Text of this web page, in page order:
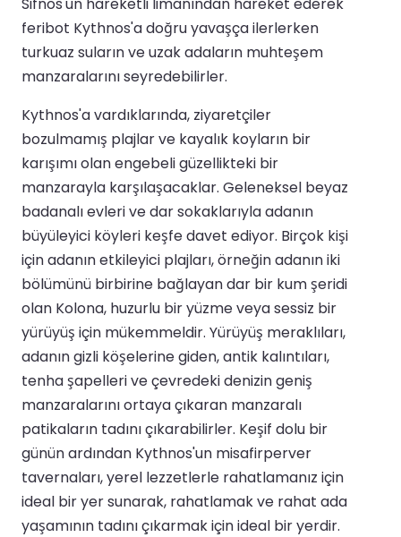
feribot Kythnos'a doğru yavaşça ilerlerken
turkuaz suların ve uzak adaların muhteşem
manzaralarını seyredebilirler.
Kythnos'a vardıklarında, ziyaretçiler
bozulmamış plajlar ve kayalık koyların bir
karışımı olan engebeli güzellikteki bir
manzarayla karşılaşacaklar. Geleneksel beyaz
badanalı evleri ve dar sokaklarıyla adanın
büyüleyici köyleri keşfe davet ediyor. Birçok kişi
için adanın etkileyici plajları, örneğin adanın iki
bölümünü birbirine bağlayan dar bir kum şeridi
olan Kolona, huzurlu bir yüzme veya sessiz bir
yürüyüş için mükemmeldir. Yürüyüş meraklıları,
adanın gizli köşelerine giden, antik kalıntıları,
tenha şapelleri ve çevredeki denizin geniş
manzaralarını ortaya çıkaran manzaralı
patikaların tadını çıkarabilirler. Keşif dolu bir
günün ardından Kythnos'un misafirperver
tavernaları, yerel lezzetlerle rahatlamanız için
ideal bir yer sunarak, rahatlamak ve rahat ada
yaşamının tadını çıkarmak için ideal bir yerdir.